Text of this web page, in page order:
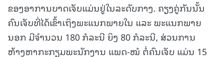
ຂອງອາການບາດເຈັບແມ່ນຢູ່ໃນລະດັບກາງ. ຄຽງຄູ່ກັນນັ້ນ
ຄົນເຈັບທີ່ໄດ້ເຂົ້າເຖິງພະແນກພາຍໃນ ແລະ ພະແນກພາຍ
ນອກ ມີຈໍານວນ 180 ກໍລະນີ ຍິງ 80 ກໍລະນີ, ສ່ວນການ
ຫ້າງຫາກະກຽມພະນັກງານ ແພດ-ໝໍ ຕໍ່ຄົນເຈັບ ແມ່ນ 15